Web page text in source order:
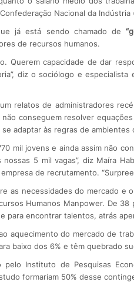
Nacional da Indústria
já está sendo chamado de
de recursos humanos.
Querem capacidade de dar
diz o sociólogo e
relatos de administradores
conseguem resolver
adaptar às regras de ambientes
mil jovens e ainda assim não
5 mil vagas”, diz Maíra
de recrutamento.
as necessidades do mercado e
Humanos Manpower. De
para encontrar talentos, atrás
aquecimento do mercado de
baixo dos 6% e têm quebrado
Instituto de Pesquisas
formariam 50% desse